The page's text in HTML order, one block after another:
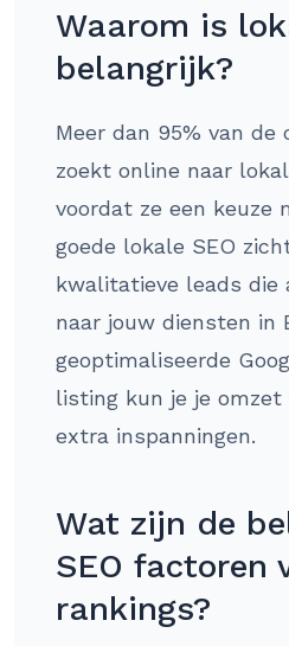
Waarom is
belangrijk?
Meer dan 95% van de
zoekt online naar
voordat ze een keuze
goede lokale SEO
kwalitatieve leads die
naar jouw diensten in
geoptimaliseerde
listing kun je je omzet
extra inspanningen.
Wat zijn de
SEO factoren
rankings?